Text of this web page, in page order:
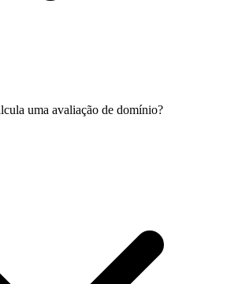
uma avaliação de domínio?